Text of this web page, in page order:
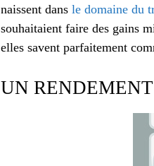
naissent dans le domaine du
souhaitaient faire des gains
elles savent parfaitement
UN